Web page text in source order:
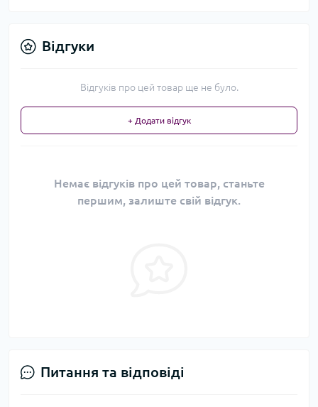
Відгуки
Відгуків про цей товар ще не було.
+ Додати відгук
Немає відгуків про цей товар, станьте
першим, залиште свій відгук.
Питання та відповіді